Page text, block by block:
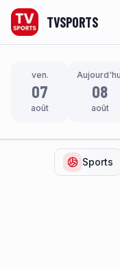
TVSPORTS
ven.
07
août
08
août
Sports